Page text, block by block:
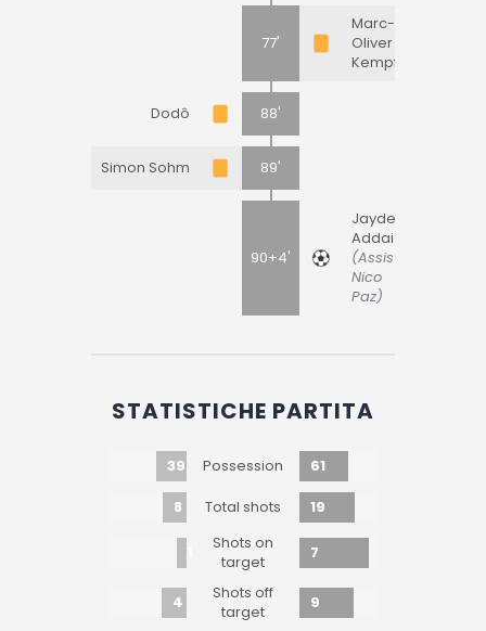
77'
Marc-
Oliver
Kempf
Dodô 88'
Simon Sohm 89'
90+4'
Jayden
Addai
(Assist:
Nico
Paz)
STATISTICHE PARTITA
39 Possession
61
8
Total shots 19
Shots on
target
7
4
Shots off
target
9